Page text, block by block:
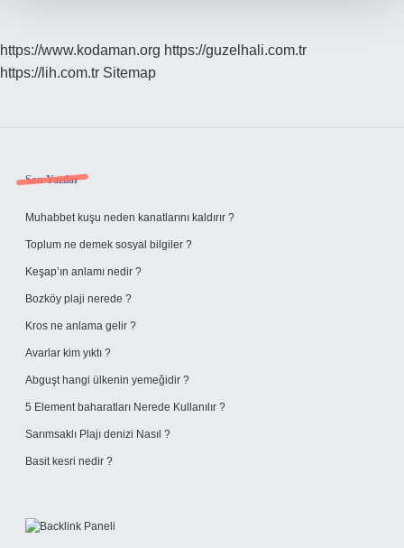
https://www.kodaman.org https://guzelhali.com.tr
https://lih.com.tr Sitemap
Sidebar
Son Yazılar
Muhabbet kuşu neden kanatlarını kaldırır ?
Toplum ne demek sosyal bilgiler ?
Keşap’ın anlamı nedir ?
Bozköy plaji nerede ?
Kros ne anlama gelir ?
Avarlar kim yıktı ?
Abguşt hangi ülkenin yemeğidir ?
5 Element baharatları Nerede Kullanılır ?
Sarımsaklı Plajı denizi Nasıl ?
Basit kesri nedir ?